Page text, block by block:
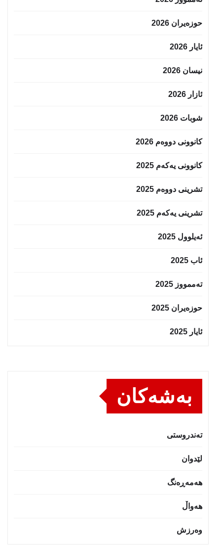
حوزه‌یران 2026
ئایار 2026
نیسان 2026
ئازار 2026
شوبات 2026
کانوونی دووەم 2026
کانوونی یەکەم 2025
تشرینی دووەم 2025
تشرینی یەکەم 2025
ئەیلوول 2025
ئاب 2025
تەممووز 2025
حوزه‌یران 2025
ئایار 2025
بەشەکان
تەندروستى
لێدوان
هەمەڕەنگ
هەواڵ
وەرزش